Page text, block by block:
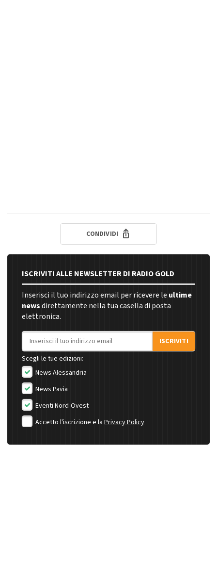
CONDIVIDI
ISCRIVITI ALLE NEWSLETTER DI RADIO GOLD
Inserisci il tuo indirizzo email per ricevere le ultime
newsdirettamente nella tua casella di posta
elettronica.
Indirizzo email
ISCRIVITI
Scegli le tue edizioni:
News Alessandria
News Pavia
Eventi Nord-Ovest
Accetto l'iscrizione e la Privacy Policy